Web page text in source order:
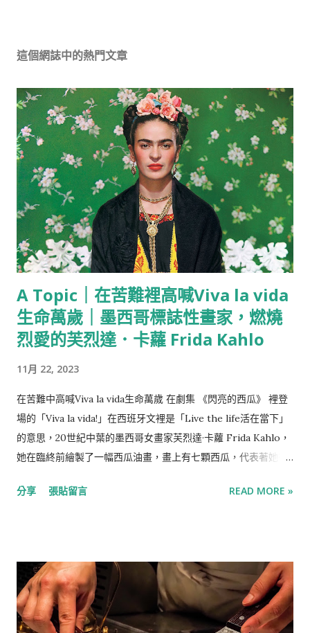
這個網誌中的熱門文章
A Topic｜在苦難裡高喊Viva la vida
生命萬歲｜墨西哥標誌性畫家，燃燒
烈愛的芙烈達．卡蘿 Frida Kahlo
11月 22, 2023
在苦難中高喊Viva la vida生命萬歲 在劇集 《閃亮的西瓜》 裡登
場的「Viva la vida!」在西班牙文裡是「Live the life活在當下」
的意思，20世紀中葉的墨西哥女畫家芙烈達·卡蘿 Frida Kahlo，
她在臨終前繪製了一幅西瓜油畫，畫上有七顆西瓜，代表著她從
「Viva la vida」，高喊著生命萬歲，為她雖然充滿波折與苦難卻
無界」標識的小鬍子則是她迷人的特色。 芙烈達出生在20世紀初
的墨西哥城，家境小康，在墨西哥的改革與變動裡成長，她因生
病而從小不良於行，並曾因遭受欺凌而短暫自卑，但父親對她的
分享 張貼留言 READ MORE »